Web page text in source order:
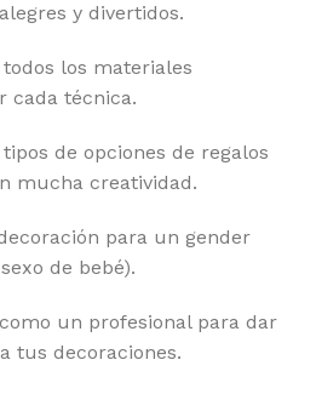
y divertidos.
los materiales
cada técnica.
de opciones de regalos
mucha creatividad.
para un gender
de bebé).
un profesional para dar
tus decoraciones.